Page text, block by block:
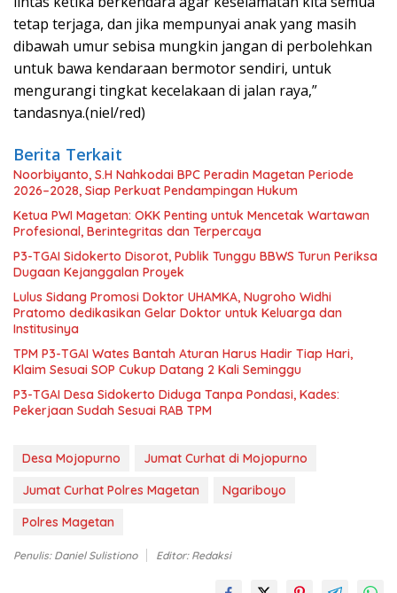
tetap terjaga, dan jika mempunyai anak yang masih
dibawah umur sebisa mungkin jangan di perbolehkan
untuk bawa kendaraan bermotor sendiri, untuk
mengurangi tingkat kecelakaan di jalan raya,”
tandasnya.(niel/red)
Berita Terkait
Noorbiyanto, S.H Nahkodai BPC Peradin Magetan Periode
2026–2028, Siap Perkuat Pendampingan Hukum
Ketua PWI Magetan: OKK Penting untuk Mencetak Wartawan
Profesional, Berintegritas dan Terpercaya
P3-TGAI Sidokerto Disorot, Publik Tunggu BBWS Turun Periksa
Dugaan Kejanggalan Proyek
Lulus Sidang Promosi Doktor UHAMKA, Nugroho Widhi
Pratomo dedikasikan Gelar Doktor untuk Keluarga dan
Institusinya
TPM P3-TGAI Wates Bantah Aturan Harus Hadir Tiap Hari,
Klaim Sesuai SOP Cukup Datang 2 Kali Seminggu
P3-TGAI Desa Sidokerto Diduga Tanpa Pondasi, Kades:
Pekerjaan Sudah Sesuai RAB TPM
Desa Mojopurno
Jumat Curhat di Mojopurno
Jumat Curhat Polres Magetan
Ngariboyo
Polres Magetan
Penulis: Daniel Sulistiono Editor: Redaksi